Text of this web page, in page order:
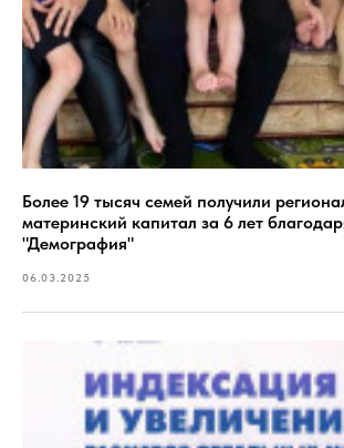
Более 19 тысяч семей получили
материнский капитал за 6 лет
"Демография"
06.03.2025
им. Истомнина 2023 г.